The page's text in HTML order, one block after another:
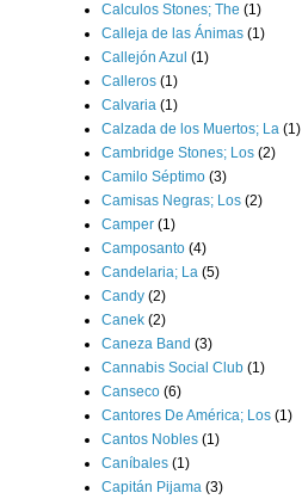
Calculos Stones; The (1)
Calleja de las Ánimas (1)
Callejón Azul (1)
Calleros (1)
Calvaria (1)
Calzada de los Muertos; La (1)
Cambridge Stones; Los (2)
Camilo Séptimo (3)
Camisas Negras; Los (2)
Camper (1)
Camposanto (4)
Candelaria; La (5)
Candy (2)
Canek (2)
Caneza Band (3)
Cannabis Social Club (1)
Canseco (6)
Cantores De América; Los (1)
Cantos Nobles (1)
Caníbales (1)
Capitán Pijama (3)